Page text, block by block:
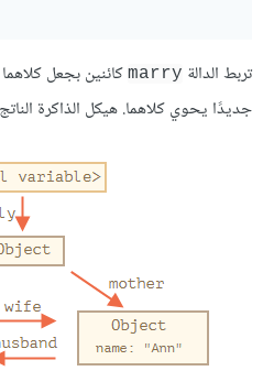
تربط الدالة marry كائنين بجعل
جديدًا يحوي كلاهما. هيكل الذاكرة